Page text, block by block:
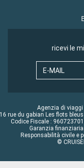
ricevi le
E-MAIL
Agenzia di viaggi
16 rue du gabian Les flots
Codice Fiscale :
Garanzia
Responsabilità civile e
©